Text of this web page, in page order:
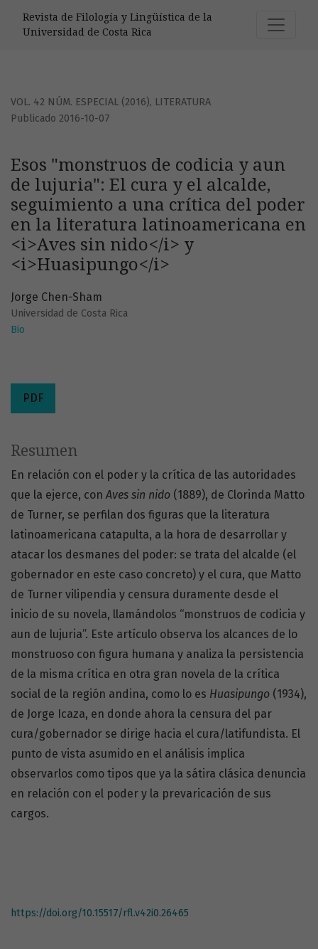
Revista de Filología y Lingüística de la
Universidad de Costa Rica
VOL. 42 NÚM. ESPECIAL (2016), LITERATURA
Esos "monstruos de codicia y aun
de lujuria": El cura y el alcalde,
seguimiento a una crítica del poder
en la literatura latinoamericana en
<i>Aves sin nido</i> y
<i>Huasipungo</i>
Publicado 2016-10-07
Jorge Chen-Sham
Universidad de Costa Rica
Bio
PDF
Resumen
En relación con el poder y la crítica de las autoridades
que la ejerce, conAves sin nido (1889), de Clorinda Matto
de Turner, se perfilan dos figuras que la literatura
latinoamericana catapulta, a la hora de desarrollar y
atacar los desmanes del poder: se trata del alcalde (el
gobernador en este caso concreto) y el cura, que Matto
de Turner vilipendia y censura duramente desde el
inicio de su novela, llamándolos “monstruos de codicia y
aun de lujuria”. Este artículo observa los alcances de lo
monstruoso con figura humana y analiza la persistencia
de la misma crítica en otra gran novela de la crítica
social de la región andina, como lo es Huasipungo (1934),
de Jorge Icaza, en donde ahora la censura del par
cura/gobernador se dirige hacia el cura/latifundista. El
punto de vista asumido en el análisis implica
observarlos como tipos que ya la sátira clásica denuncia
en relación con el poder y la prevaricación de sus
cargos.
https://doi.org/10.15517/rfl.v42i0.26465